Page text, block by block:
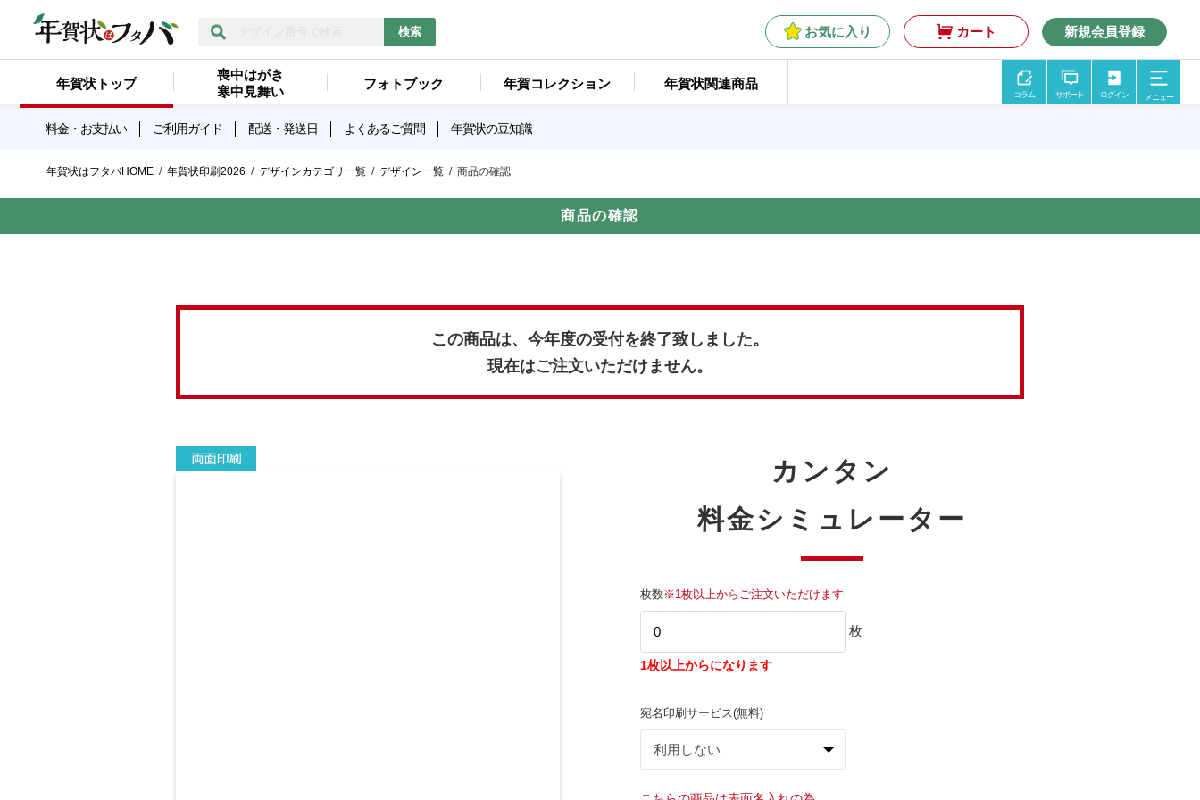
検索 お気に入り カート 新規会員登録
年賀状トップ
喪中はがき
寒中見舞い
フォトブック 年賀コレクション 年賀状関連商品
コラム サポート ログイン メニュー
料金・お支払い ご利用ガイド 配送・発送日 よくあるご質問 年賀状の豆知識
年賀状はフタバHOME 年賀状印刷2026 デザインカテゴリ一覧 デザイン一覧 商品の確認
商品の確認
この商品は、今年度の受付を終了致しました。
現在はご注文いただけません。
カンタン
料金シミュレーター
枚数※1枚以上からご注文いただけます
枚
1枚以上からになります
宛名印刷サービス(無料)